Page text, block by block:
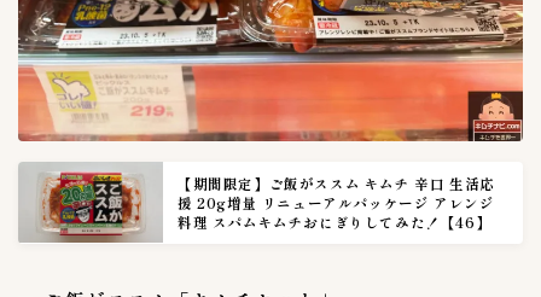
【期間限定】ご飯がススム キムチ 辛口 生活応
援 20g増量 リニューアルパッケージ アレンジ
料理 スパムキムチおにぎりしてみた！【46】